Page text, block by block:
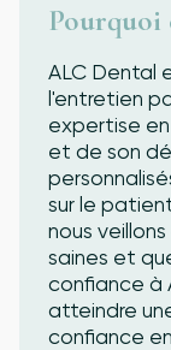
Pourquoi
ALC Dental
l'entretien
expertise
et de son
sur le
nous
saines et
confiance à
atteindre
confiance